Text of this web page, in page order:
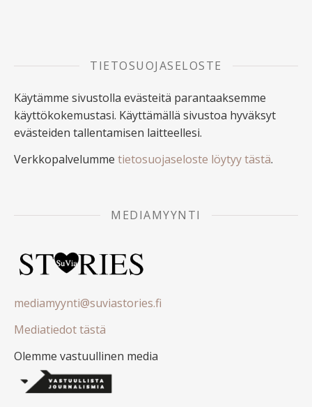
TIETOSUOJASELOSTE
Käytämme sivustolla evästeitä parantaaksemme
käyttökokemustasi. Käyttämällä sivustoa hyväksyt
evästeiden tallentamisen laitteellesi.
Verkkopalvelumme tietosuojaseloste löytyy tästä.
MEDIAMYYNTI
mediamyynti@suviastories.fi
Mediatiedot tästä
Olemme vastuullinen media